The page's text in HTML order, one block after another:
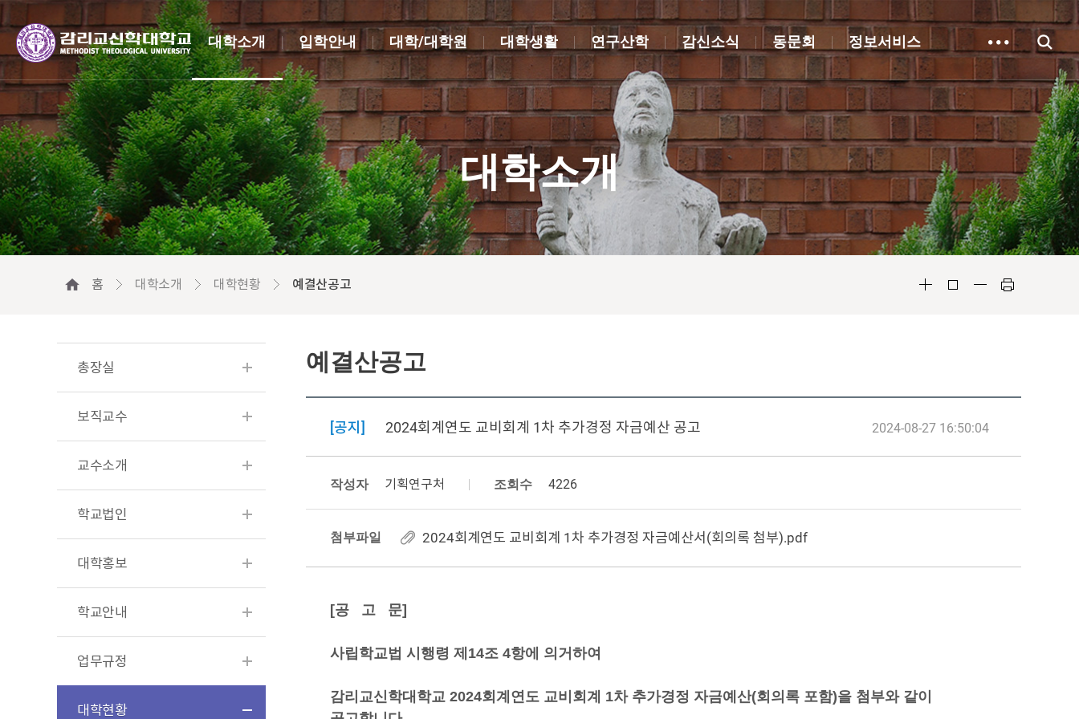
대학소개 입학안내 대학/대학원 대학생활 연구산학 감신소식 동문회 정보서비스
대학소개
홈 대학소개 대학현황 예결산공고
총장실
보직교수
교수소개
학교법인
대학홍보
학교안내
업무규정
대학현황
예결산공고
[공지] 2024회계연도 교비회계 1차 추가경정 자금예산 공고
작성자 기획연구처
2024-08-27 16:50:04
조회수 4226
첨부파일 2024회계연도 교비회계 1차 추가경정 자금예산서(회의록 첨부).pdf
[공 고 문]
사립학교법 시행령 제 14조 4항에 의거하여
감리교신학대학교 2024회계연도 교비회계 1차 추가경정 자금예산(회의록 포함)을 첨부와 같이